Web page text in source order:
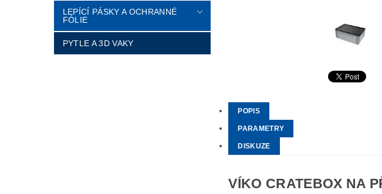
LEPÍCÍ PÁSKY A OCHRANNÉ
FÓLIE
PYTLE A 3D VAKY
POPIS
PARAMETRY
DISKUZE
VÍKO CRATEBOX NA